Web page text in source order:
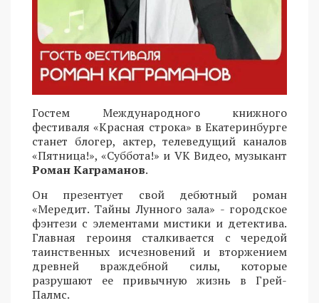
Гостем Международного книжного
фестиваля «Красная строка» в Екатеринбурге
станет блогер, актер, телеведущий каналов
«Пятница!», «Суббота!» и VK Видео, музыкант
Роман Каграманов.
Он презентует свой дебютный роман
«Мередит. Тайны Лунного зала» - городское
фэнтези с элементами мистики и детектива.
Главная героиня сталкивается с чередой
таинственных исчезновений и вторжением
древней враждебной силы, которые
разрушают ее привычную жизнь в Грей-
Палмс.